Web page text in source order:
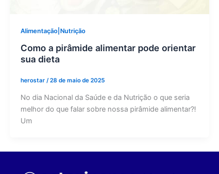
Alimentação|Nutrição
Como a pirâmide alimentar pode orientar
sua dieta
herostar /28 de maio de 2025
No dia Nacional da Saúde e da Nutrição o que seria
melhor do que falar sobre nossa pirâmide alimentar?!
Um